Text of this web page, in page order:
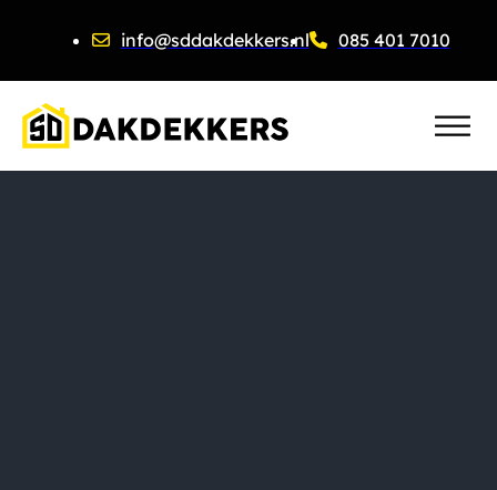
info@sddakdekkers.nl 085 401 7010